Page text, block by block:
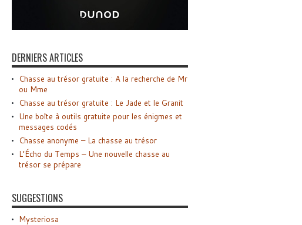
DERNIERS ARTICLES
Chasse au trésor gratuite : A la recherche de Mr
ou Mme
Chasse au trésor gratuite : Le Jade et le Granit
Une boîte à outils gratuite pour les énigmes et
messages codés
Chasse anonyme – La chasse au trésor
L’Écho du Temps – Une nouvelle chasse au
trésor se prépare
SUGGESTIONS
Mysteriosa